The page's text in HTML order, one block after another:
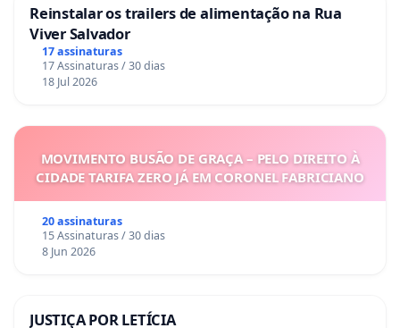
Reinstalar os trailers de alimentação na Rua
Viver Salvador
17 assinaturas
17 Assinaturas / 30 dias
18 Jul 2026
MOVIMENTO BUSÃO DE GRAÇA – PELO DIREITO À
CIDADE TARIFA ZERO JÁ EM CORONEL FABRICIANO
20 assinaturas
15 Assinaturas / 30 dias
8 Jun 2026
JUSTIÇA POR LETÍCIA